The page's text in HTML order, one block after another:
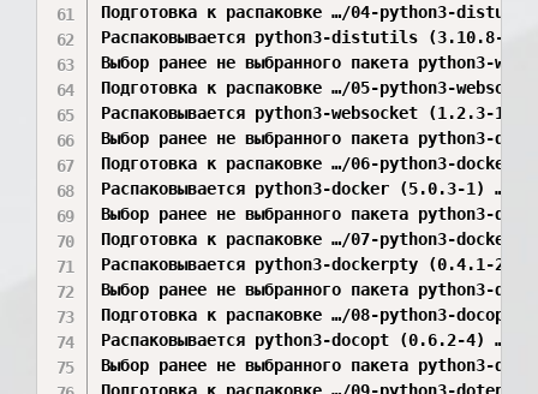
Подготовка к распаковке …/04-python3-
Распаковывается python3-distutils (3.10.8-
Выбор ранее не выбранного пакета python3-
Подготовка к распаковке …/05-python3-
Распаковывается python3-websocket (1.2.3-1) …
Выбор ранее не выбранного пакета python3-
Подготовка к распаковке …/06-python3-
Распаковывается python3-docker (5.0.3-1) …
Выбор ранее не выбранного пакета python3-
Подготовка к распаковке …/07-python3-
Распаковывается python3-dockerpty (0.4.1-2) …
Выбор ранее не выбранного пакета python3-
Подготовка к распаковке …/08-python3-
Распаковывается python3-docopt (0.6.2-4) …
Выбор ранее не выбранного пакета python3-